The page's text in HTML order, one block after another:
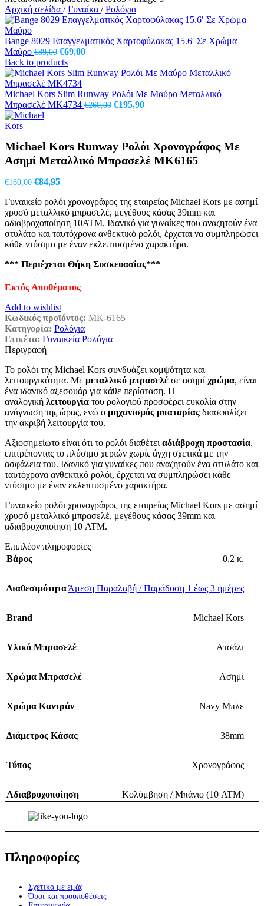
Αρχική σελίδα / Γυναίκα / Ρολόγια
Bange 8029 Επαγγελματικός Χαρτοφύλακας 15.6′ Σε Χρώμα
Μαύρο €89,00 Original
price
was:
€89,00.
€69,00Η
τιμή
€69,00.
Back to products
Michael Kors Slim Runway Ρολόι Με Μαύρο Μεταλλικό
Μπρασελέ MK4734 €260,00 Original
€195,90Η
€195,90.
Michael Kors Runway Ρολόι Χρονογράφος Με
Ασημί Μεταλλικό Μπρασελέ MK6165
€160,00 Original
was:
€160,00.
€84,95Η
τιμή
είναι:
€84,95.
Γυναικείο ρολόι χρονογράφος της εταιρείας Michael Kors με ασημί
χρυσό μεταλλικό μπρασελέ, μεγέθους κάσας 39mm και
αδιαβροχοποίηση 10ATM. Ιδανικό για γυναίκες που αναζητούν ένα
στυλάτο και ταυτόχρονα ανθεκτικό ρολόι, έρχεται να συμπληρώσει
κάθε ντύσιμο με έναν εκλεπτυσμένο χαρακτήρα.
*** Περιέχεται Θήκη Συσκευασίας***
Εκτός Αποθέματος
Add to wishlist
Κωδικός προϊόντος: MK-6165
Κατηγορία: Ρολόγια
Ετικέτα: Γυναικεία Ρολόγια
Περιγραφή
Το ρολόι της Michael Kors συνδυάζει κομψότητα και
λειτουργικότητα. Με μεταλλικό μπρασελέ σε ασημί χρώμα, είναι
ένα ιδανικό αξεσουάρ για κάθε περίσταση. Η
αναλογική λειτουργία του ρολογιού προσφέρει ευκολία στην
ανάγνωση της ώρας, ενώ ο μηχανισμός μπαταρίας διασφαλίζει
την ακριβή λειτουργία του.
Αξιοσημείωτο είναι ότι το ρολόι διαθέτει αδιάβροχη προστασία,
επιτρέποντας το πλύσιμο χεριών χωρίς άγχη σχετικά με την
ασφάλεια του. Ιδανικό για γυναίκες που αναζητούν ένα στυλάτο και
ταυτόχρονα ανθεκτικό ρολόι, έρχεται να συμπληρώσει κάθε
ντύσιμο με έναν εκλεπτυσμένο χαρακτήρα.
Γυναικείο ρολόι χρονογράφος της εταιρείας Michael Kors με ασημί
χρυσό μεταλλικό μπρασελέ, μεγέθους κάσας 39mm και
αδιαβροχοποίηση 10 ATM.
Επιπλέον πληροφορίες
Βάρος
0,2 κ.
ΔιαθεσιμότηταΆμεση Παραλαβή / Παράδοση 1 έως 3 ημέρες
Brand Michael Kors
Υλικό Μπρασελέ Ατσάλι
Χρώμα Μπρασελέ Ασημί
Χρώμα Καντράν Navy Μπλε
Διάμετρος Κάσας 38mm
Τύπος Χρονογράφος
Αδιαβροχοποίηση Κολύμβηση / Μπάνιο (10 ATM)
Πληροφορίες
Σχετικά με εμάς
Όροι και προϋποθέσεις